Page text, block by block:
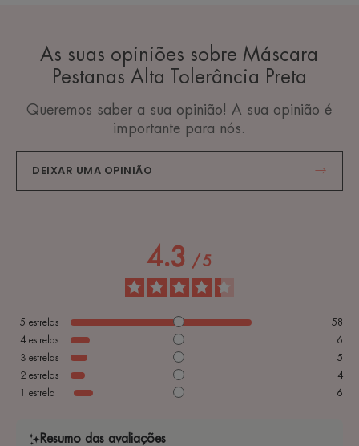
As suas opiniões sobre Máscara
Pestanas Alta Tolerância Preta
Queremos saber a sua opinião! A sua opinião é
importante para nós.
DEIXAR UMA OPINIÃO
4.3 /5
5 estrelas
58
4 estrelas
6
3 estrelas
5
2 estrelas
4
1 estrela 6
Resumo das avaliações